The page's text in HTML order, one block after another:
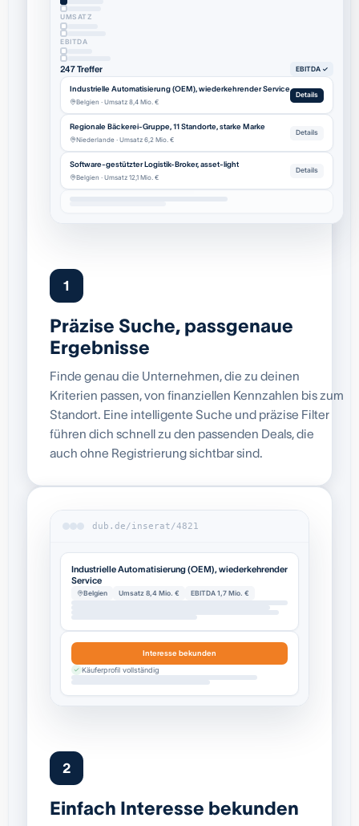
UMSATZ
EBITDA
247 Treffer EBITDA ✓
Industrielle Automatisierung (OEM), wiederkehrender Service
Belgien · Umsatz 8,4 Mio. €
Details
Regionale Bäckerei-Gruppe, 11 Standorte, starke Marke
Niederlande · Umsatz 6,2 Mio. €
Details
Software-gestützter Logistik-Broker, asset-light
Belgien · Umsatz 12,1 Mio. €
Details
1
Präzise Suche, passgenaue
Ergebnisse
Finde genau die Unternehmen, die zu deinen
Kriterien passen, von finanziellen Kennzahlen bis zum
Standort. Eine intelligente Suche und präzise Filter
führen dich schnell zu den passenden Deals, die
auch ohne Registrierung sichtbar sind.
dub.de/inserat/4821
Industrielle Automatisierung (OEM), wiederkehrender
Service
Belgien Umsatz 8,4 Mio. € EBITDA 1,7 Mio. €
Interesse bekunden
Käuferprofil vollständig
2
Einfach Interesse bekunden